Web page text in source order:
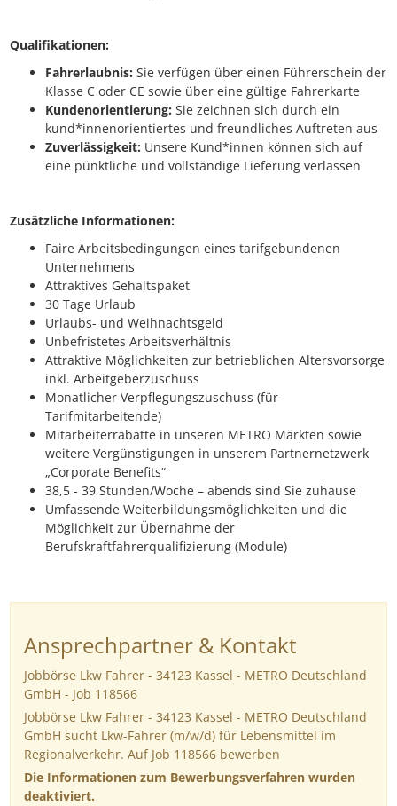
Qualifikationen:
Fahrerlaubnis: Sie verfügen über einen Führerschein der
Klasse C oder CE sowie über eine gültige Fahrerkarte
Kundenorientierung: Sie zeichnen sich durch ein
kund*innenorientiertes und freundliches Auftreten aus
Zuverlässigkeit: Unsere Kund*innen können sich auf
eine pünktliche und vollständige Lieferung verlassen
Zusätzliche Informationen:
Faire Arbeitsbedingungen eines tarifgebundenen
Unternehmens
Attraktives Gehaltspaket
30 Tage Urlaub
Urlaubs- und Weihnachtsgeld
Unbefristetes Arbeitsverhältnis
Attraktive Möglichkeiten zur betrieblichen Altersvorsorge
inkl. Arbeitgeberzuschuss
Monatlicher Verpflegungszuschuss (für
Tarifmitarbeitende)
Mitarbeiterrabatte in unseren METRO Märkten sowie
weitere Vergünstigungen in unserem Partnernetzwerk
„Corporate Benefits“
38,5 - 39 Stunden/Woche – abends sind Sie zuhause
Umfassende Weiterbildungsmöglichkeiten und die
Möglichkeit zur Übernahme der
Berufskraftfahrerqualifizierung (Module)
Ansprechpartner & Kontakt
Jobbörse Lkw Fahrer - 34123 Kassel - METRO Deutschland
GmbH - Job 118566
Jobbörse Lkw Fahrer - 34123 Kassel - METRO Deutschland
GmbH sucht Lkw-Fahrer (m/w/d) für Lebensmittel im
Regionalverkehr. Auf Job 118566 bewerben
Die Informationen zum Bewerbungsverfahren wurden
deaktiviert.